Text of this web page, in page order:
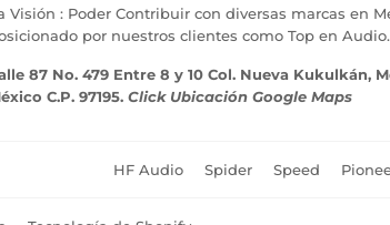
Visión : Poder Contribuir con diversas marcas en
por nuestros clientes como Top en Audio.
87 No. 479 Entre 8 y 10 Col. Nueva Kukulkán,
C.P. 97195. Click Ubicación Google Maps
HF Audio Spider Speed